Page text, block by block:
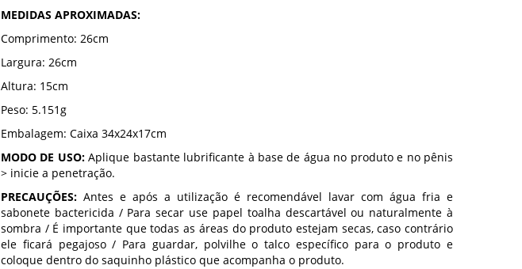
MEDIDAS APROXIMADAS:
Comprimento: 26cm
Largura: 26cm
Altura: 15cm
Peso: 5.151g
Embalagem: Caixa 34x24x17cm
MODO DE USO:Aplique bastante lubrificante à base de água no produto e no pênis
> inicie a penetração.
PRECAUÇÕES: Antes e após a utilização é recomendável lavar com água fria e
sabonete bactericida / Para secar use papel toalha descartável ou naturalmente à
sombra / É importante que todas as áreas do produto estejam secas, caso contrário
ele ficará pegajoso / Para guardar, polvilhe o talco específico para o produto e
coloque dentro do saquinho plástico que acompanha o produto.